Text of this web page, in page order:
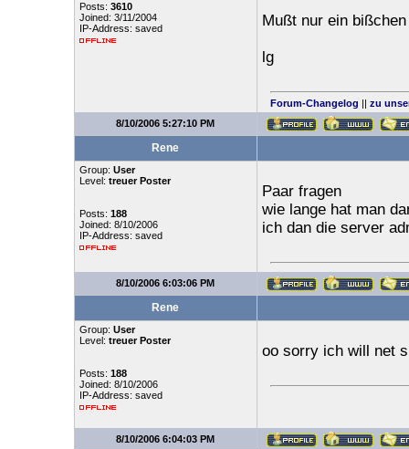
Posts: 3610
Joined: 3/11/2004
IP-Address: saved
Mußt nur ein
lg
Forum-Changelog || zu
8/10/2006 5:27:10 PM
Rene
Group: User
Level: treuer Poster
Posts: 188
Joined: 8/10/2006
IP-Address: saved
Paar fragen
wie lange hat man
ich dan die server
8/10/2006 6:03:06 PM
Rene
Group: User
Level: treuer Poster
Posts: 188
Joined: 8/10/2006
IP-Address: saved
oo sorry ich will net
8/10/2006 6:04:03 PM